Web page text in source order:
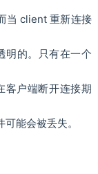
当 client 重新连接
明的。只有在一个
客户端断开连接期
能会被丢失。